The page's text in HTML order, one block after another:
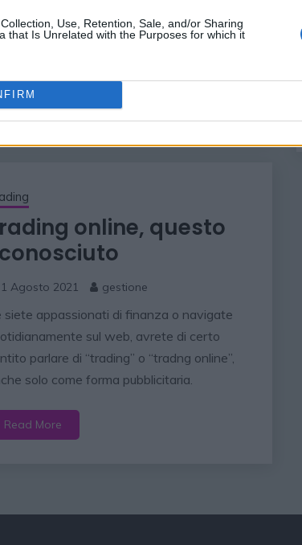
Use, Retention, Sale, and/or Sharing
that Is Unrelated with the Purposes for which it
di fare trading online le
Read More
online, questo
1 Agosto 2021 gestione
siete appassionati di finanza o navigate
sul web, avrete di certo
parlare di “trading” o “tradng online”,
solo come forma pubblicitaria.
Read More